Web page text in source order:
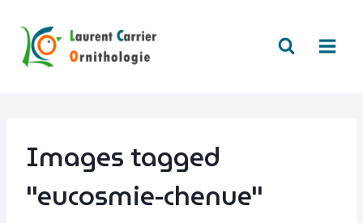
contenu
Images tagged
"eucosmie-chenue"